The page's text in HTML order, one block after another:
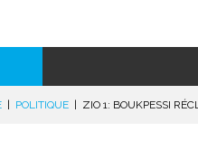
POLITIQUE ZIO 1: BOUKPESSI